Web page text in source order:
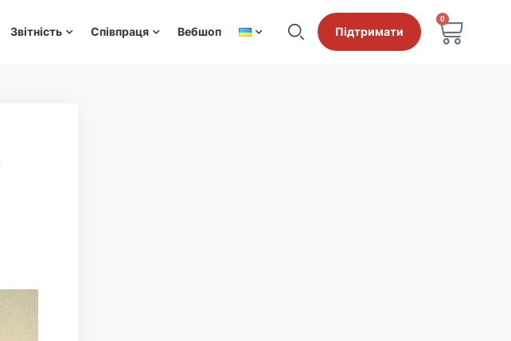
Звітність Співпраця Вебшоп Підтримати
0